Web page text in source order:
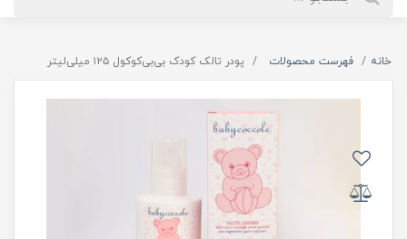
خانه فهرست محصولات پودر تالک کودک بی‌بی‌کوکول ۱۲۵ میلی‌لیتر